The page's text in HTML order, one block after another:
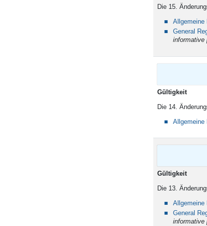
Die 15.
Allgemeine
General
informative
Die 14.
Allgemeine
Die 13.
Allgemeine
General
informative